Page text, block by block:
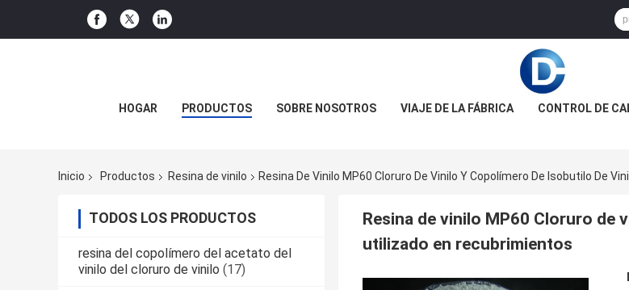
HOGAR PRODUCTOS SOBRE NOSOTROS VIAJE DE LA FÁBRICA CONTROL DE
Inicio Productos Resina de vinilo Resina De Vinilo MP60 Cloruro De Vinilo Y Copolímero De Isobutilo De
TODOS LOS PRODUCTOS
resina del copolímero del acetato del
vinilo del cloruro de vinilo (17)
Resina de vinilo MP60 Cloruro
utilizado en recubrimientos